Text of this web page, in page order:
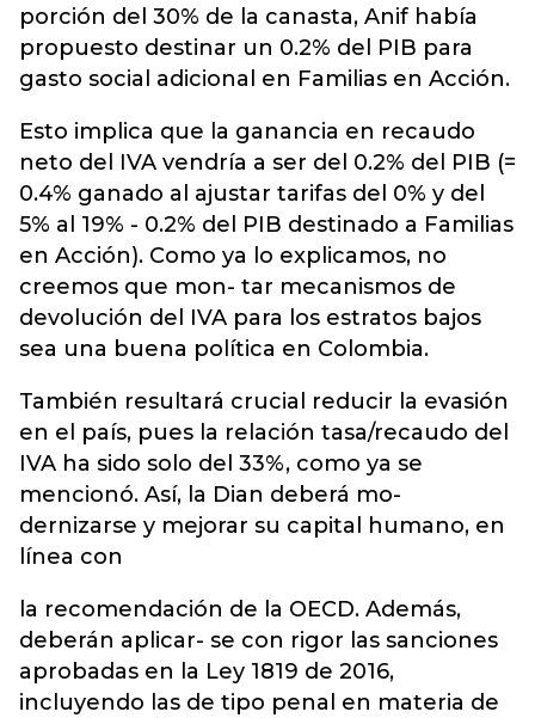
porción del 30% de la canasta, Anif había
propuesto destinar un 0.2% del PIB para
gasto social adicional en Familias en Acción.
Esto implica que la ganancia en recaudo
neto del IVA vendría a ser del 0.2% del PIB (=
0.4% ganado al ajustar tarifas del 0% y del
5% al 19% - 0.2% del PIB destinado a Familias
en Acción). Como ya lo explicamos, no
creemos que mon- tar mecanismos de
devolución del IVA para los estratos bajos
sea una buena política en Colombia.
También resultará crucial reducir la evasión
en el país, pues la relación tasa/recaudo del
IVA ha sido solo del 33%, como ya se
mencionó. Así, la Dian deberá mo-
dernizarse y mejorar su capital humano, en
línea con
la recomendación de la OECD. Además,
deberán aplicar- se con rigor las sanciones
aprobadas en la Ley 1819 de 2016,
incluyendo las de tipo penal en materia de